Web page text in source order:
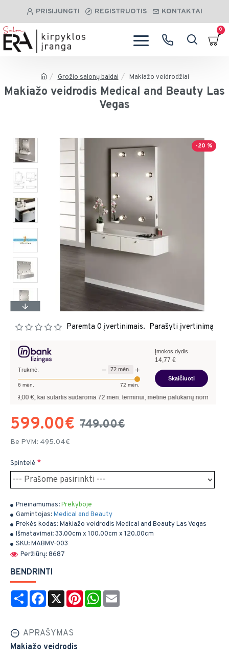
PRISIJUNGTI REGISTRUOTIS KONTAKTAI
0
Grožio salonų baldai Makiažo veidrodžiai
Makiažo veidrodis Medical and Beauty Las
Vegas
-20 %
Prieinamumas:Prekyboje
Gamintojas:Medical and Beauty
Prekės kodas:Makiažo veidrodis Medical and Beauty Las Vegas
Išmatavimai:33.00cm x 100.00cm x 120.00cm
SKU:MABMV-003
Peržiūrų: 8687
Paremta 0 įvertinimais. Parašyti įvertinimą
599.00€ 749.00€
Be PVM: 495.04€
Spintelė
Trukmė: − 72 mėn. +
6 mėn. 72 mėn.
Įmokos dydis
14,77 €
Skaičiuoti
kai sutartis sudaroma72mėn. terminui, metinė palūkanų norma –13,90%
BENDRINTI
Share Facebook
X PinterestWhatsApp
APRAŠYMAS
Makiažo veidrodis